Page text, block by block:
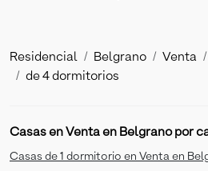
Residencial Belgrano Venta
de 4 dormitorios
Casas en Venta en Belgrano por
Casas de 1 dormitorio en Venta en